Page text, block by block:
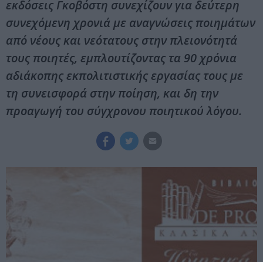
εκδόσεις Γκοβόστη συνεχίζουν για δεύτερη
συνεχόμενη χρονιά με αναγνώσεις ποιημάτων
από νέους και νεότατους στην πλειονότητά
τους ποιητές, εμπλουτίζοντας τα 90 χρόνια
αδιάκοπης εκπολιτιστικής εργασίας τους με
τη συνεισφορά στην ποίηση, και δη την
προαγωγή του σύγχρονου ποιητικού λόγου.